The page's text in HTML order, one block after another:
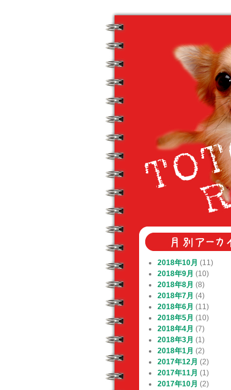
2018年10月 (11)
2018年9月 (10)
2018年8月 (8)
2018年7月 (4)
2018年6月 (11)
2018年5月 (10)
2018年4月 (7)
2018年3月 (1)
2018年1月 (2)
2017年12月 (2)
2017年11月 (1)
2017年10月 (2)